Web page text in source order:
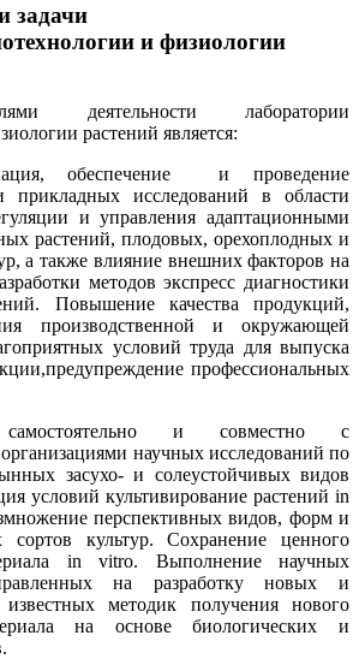
задачи
и физиологии
деятельности лаборатории
растений является:
обеспечение и проведение
прикладных исследований в области
и управления адаптационными
растений, плодовых, орехоплодных и
а также влияние внешних факторов на
методов экспресс диагностики
Повышение качества продукций,
производственной и окружающей
условий труда для выпуска
профессиональных
и совместно с
научных исследований по
засухо- и солеустойчивых видов
условий культивирование растений in
перспективных видов, форм и
сортов культур. Сохранение ценного
in vitro. Выполнение научных
на разработку новых и
известных методик получения нового
на основе биологических и